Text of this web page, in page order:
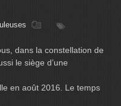
dans la constellation de
le siège d’une
en août 2016. Le temps